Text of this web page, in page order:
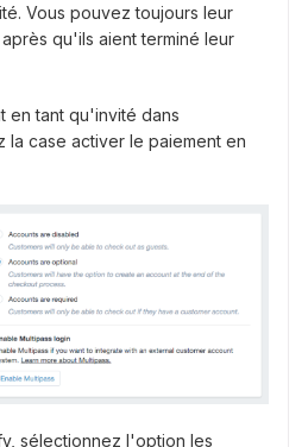
Vous pouvez toujours leur
qu'ils aient terminé leur
en tant qu'invité dans
la case activer le paiement en
sélectionnez l'option les